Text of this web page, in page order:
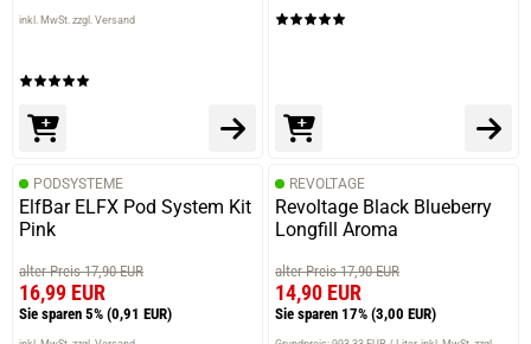
inkl. MwSt. zzgl. Versand
PODSYSTEME
ElfBar ELFX Pod System Kit
Pink
alter Preis 17,90 EUR
16,99 EUR
Sie sparen 5% (0,91 EUR)
REVOLTAGE
Revoltage Black Blueberry
Longfill Aroma
alter Preis 17,90 EUR
14,90 EUR
Sie sparen 17% (3,00 EUR)